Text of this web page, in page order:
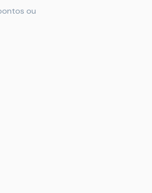
ou